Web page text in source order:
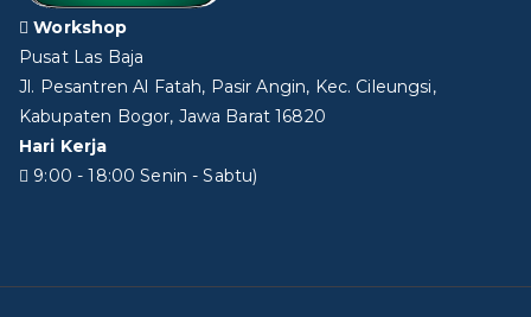
Workshop
Pusat Las Baja
Jl. Pesantren Al Fatah, Pasir Angin, Kec. Cileungsi,
Kabupaten Bogor, Jawa Barat 16820
Hari Kerja
9:00 - 18:00 Senin - Sabtu)